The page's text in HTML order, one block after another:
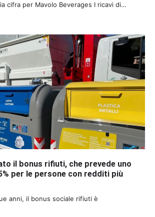
cifra per Mavolo Beverages I ricavi di…
il bonus rifiuti, che prevede uno
per le persone con redditi più
anni, il bonus sociale rifiuti è